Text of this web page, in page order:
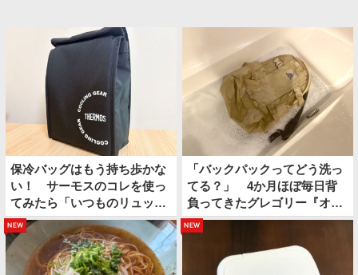
保冷バッグはもう持ち歩かな
い！ サーモスのコレを使っ
てみたら「いつものリュック
の中に保冷スペースができ
た」
「バックパックってどう洗っ
てる？」 4か月ほぼ毎日背
負ってきたグレゴリー『オー
ルデイ』を…
new